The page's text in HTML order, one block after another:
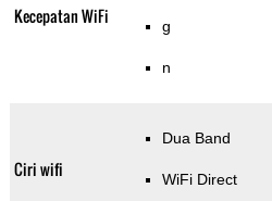
Kecepatan WiFi g
n
Ciri wifi
Dua Band
WiFi Direct